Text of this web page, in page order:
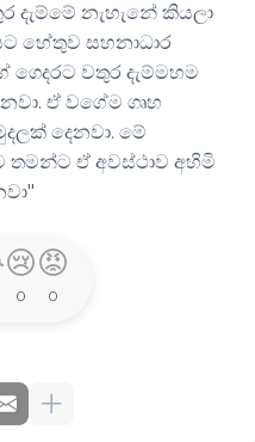
නැහැනේ කියලා
හේතුව සහනාධාර
ගෙදරට වතුර දැම්මහම
ඒ වගේම ගෘහ
දෙනවා. මේ
තමන්ට ඒ අවස්ථාව අහිමි
😢
0
😡
0